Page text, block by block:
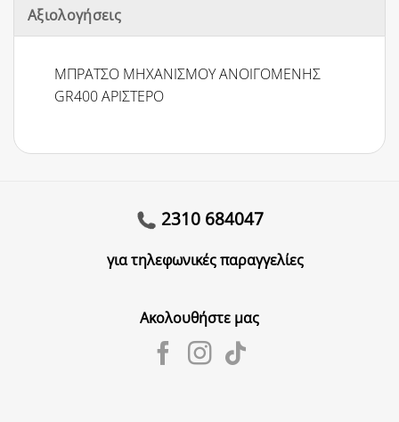
Αξιολογήσεις
ΜΠΡΑΤΣΟ ΜΗΧΑΝΙΣΜΟΥ ΑΝΟΙΓΟΜΕΝΗΣ
GR400 ΑΡΙΣΤΕΡΟ
2310 684047
για τηλεφωνικές παραγγελίες
Ακολουθήστε μας